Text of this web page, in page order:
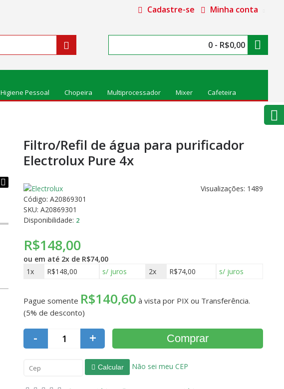
Cadastre-se Minha conta
0 - R$0,00
Higiene Pessoal Chopeira Multiprocessador Mixer Cafeteira
Filtro/Refil de água para purificador
Electrolux Pure 4x
Visualizações: 1489
Código: A20869301
SKU: A20869301
Disponibilidade: 2
R$148,00
ou em até 2x de R$74,00
1x
R$148,00 s/ juros 2x R$74,00 s/ juros
Pague somente R$140,60 à vista por PIX ou Transferência.
(5% de desconto)
- + Comprar
Calcular Não sei meu CEP